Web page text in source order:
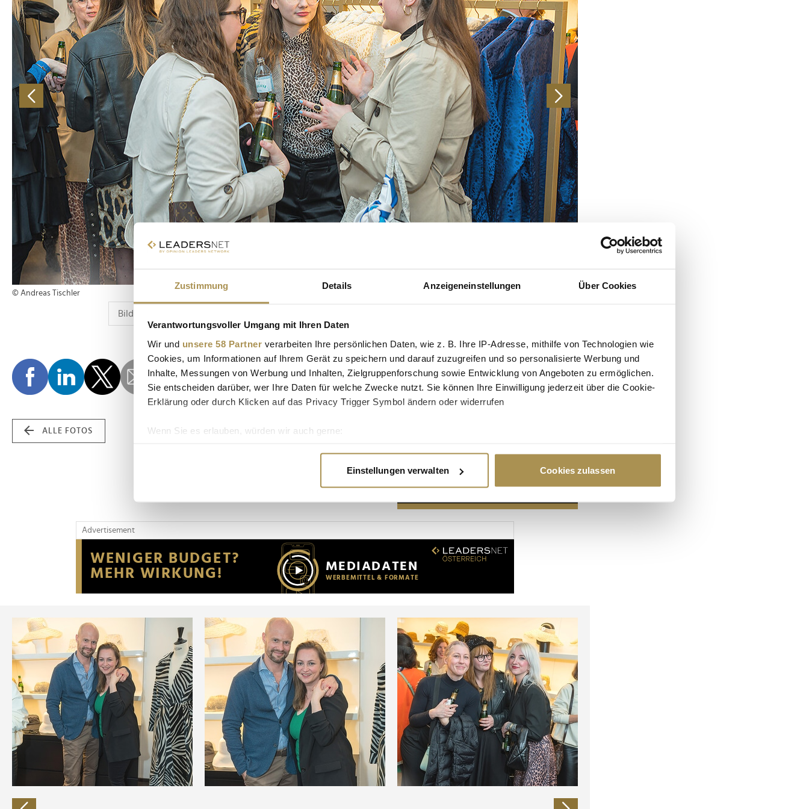
Zustimmung Details Anzeigeneinstellungen Über Cookies
Verantwortungsvoller Umgang mit Ihren Daten
Wir und unsere 58 Partner verarbeiten Ihre persönlichen Daten, wie z. B. Ihre IP-Adresse, mithilfe von Technologien wie
Cookies, um Informationen auf Ihrem Gerät zu speichern und darauf zuzugreifen und so personalisierte Werbung und
Inhalte, Messungen von Werbung und Inhalten, Zielgruppenforschung sowie Entwicklung von Angeboten zu ermöglichen.
Sie entscheiden darüber, wer Ihre Daten für welche Zwecke nutzt. Sie können Ihre Einwilligung jederzeit über die Cookie-
Erklärung oder durch Klicken auf das Privacy Trigger Symbol ändern oder widerrufen
Wenn Sie es erlauben, würden wir auch gerne:
Erfahren Sie mehr darüber, wie Ihre persönlichen Daten verarbeitet werden, und legen Sie Ihre Präferenzen im
Wir verwenden Cookies, um Inhalte und Anzeigen zu personalisieren, Funktionen für soziale Medien anbieten zu können
Website an unsere Partner für soziale Medien, Werbung und Analysen weiter. Unsere Partner führen diese Informationen
möglicherweise mit weiteren Daten zusammen, die Sie ihnen bereitgestellt haben oder die sie im Rahmen Ihrer Nutzung
der Dienste gesammelt haben.
Einstellungen verwalten Cookies zulassen
© Andreas Tischler
ALLE FOTOS
Advertisement
Advertisement